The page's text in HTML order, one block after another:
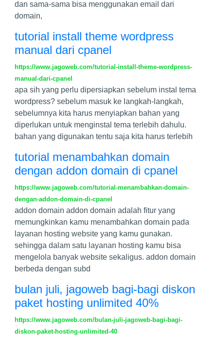
dan sama-sama bisa menggunakan email dari
domain,
tutorial install theme wordpress
manual dari cpanel
https://www.jagoweb.com/tutorial-install-theme-wordpress-
manual-dari-cpanel
apa sih yang perlu dipersiapkan sebelum instal tema
wordpress? sebelum masuk ke langkah-langkah,
sebelumnya kita harus menyiapkan bahan yang
diperlukan untuk menginstal tema terlebih dahulu.
bahan yang digunakan tentu saja kita harus terlebih
tutorial menambahkan domain
dengan addon domain di cpanel
https://www.jagoweb.com/tutorial-menambahkan-domain-
dengan-addon-domain-di-cpanel
addon domain addon domain adalah fitur yang
memungkinkan kamu menambahkan domain pada
layanan hosting website yang kamu gunakan.
sehingga dalam satu layanan hosting kamu bisa
mengelola banyak website sekaligus. addon domain
berbeda dengan subd
bulan juli, jagoweb bagi-bagi diskon
paket hosting unlimited 40%
https://www.jagoweb.com/bulan-juli-jagoweb-bagi-bagi-
diskon-paket-hosting-unlimited-40